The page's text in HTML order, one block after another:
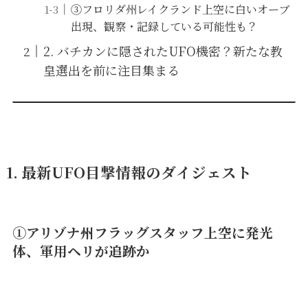
③フロリダ州レイクランド上空に白いオーブ
出現、観察・記録している可能性も？
2. バチカンに隠されたUFO機密？新たな教
皇選出を前に注目集まる
1. 最新UFO目撃情報のダイジェスト
①アリゾナ州フラッグスタッフ上空に発光
体、軍用ヘリが追跡か